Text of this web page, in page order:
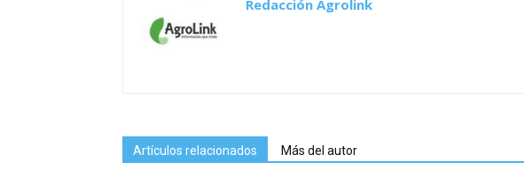
Redacción Agrolink
Artículos relacionados Más del autor